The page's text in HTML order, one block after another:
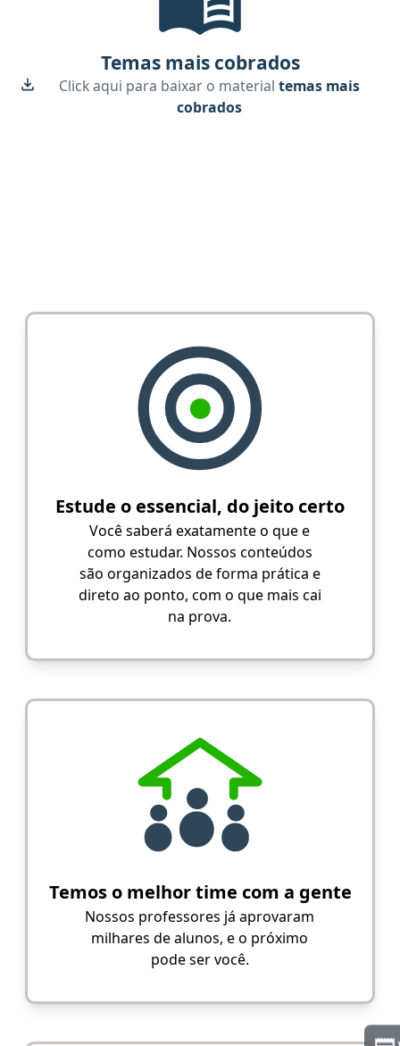
Temas mais cobrados
Click aqui para baixar o material temas mais
cobrados
Estude o essencial, do jeito certo
Você saberá exatamente o que e
como estudar. Nossos conteúdos
são organizados de forma prática e
direto ao ponto, com o que mais cai
na prova.
Temos o melhor time com a gente
Nossos professores já aprovaram
milhares de alunos, e o próximo
pode ser você.